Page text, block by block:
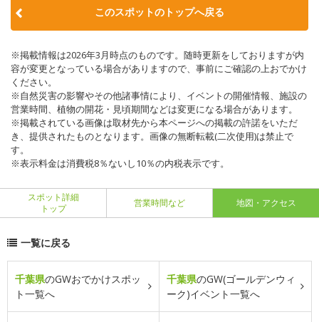
このスポットのトップへ戻る
※掲載情報は2026年3月時点のものです。随時更新をしておりますが内
容が変更となっている場合がありますので、事前にご確認の上おでかけ
ください。
※自然災害の影響やその他諸事情により、イベントの開催情報、施設の
営業時間、植物の開花・見頃期間などは変更になる場合があります。
※掲載されている画像は取材先から本ページへの掲載の許諾をいただ
き、提供されたものとなります。画像の無断転載(二次使用)は禁止で
す。
※表示料金は消費税8％ないし10％の内税表示です。
スポット詳細
トップ
営業時間など 地図・アクセス
一覧に戻る
千葉県のGWおでかけスポッ
ト一覧へ
千葉県のGW(ゴールデンウィ
ーク)イベント一覧へ